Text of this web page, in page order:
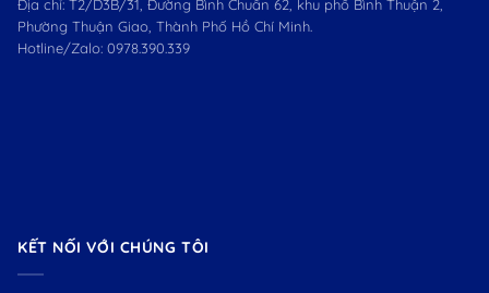
Địa chỉ: T2/D3B/31, Đường Bình Chuẩn 62, khu phố Bình Thuận 2,
Phường Thuận Giao, Thành Phố Hồ Chí Minh.
Hotline/Zalo: 0978.390.339
KẾT NỐI VỚI CHÚNG TÔI